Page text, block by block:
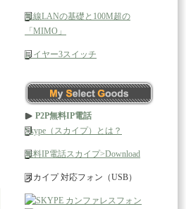
無線LANの基礎と100M超の
「MIMO」
レイヤー3スイッチ
P2P無料IP電話
Skype（スカイプ）とは？
無料IP電話スカイプ>Download
スカイプ 対応フォン（USB）